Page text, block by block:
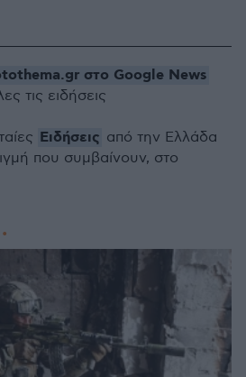
στο Google News
τις ειδήσεις
Ειδήσεις από την Ελλάδα
που συμβαίνουν, στο